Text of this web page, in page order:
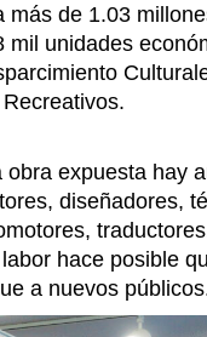
más de 1.03
mil unidades
obra expuesta hay
diseñadores,
hace posible
a nuevos